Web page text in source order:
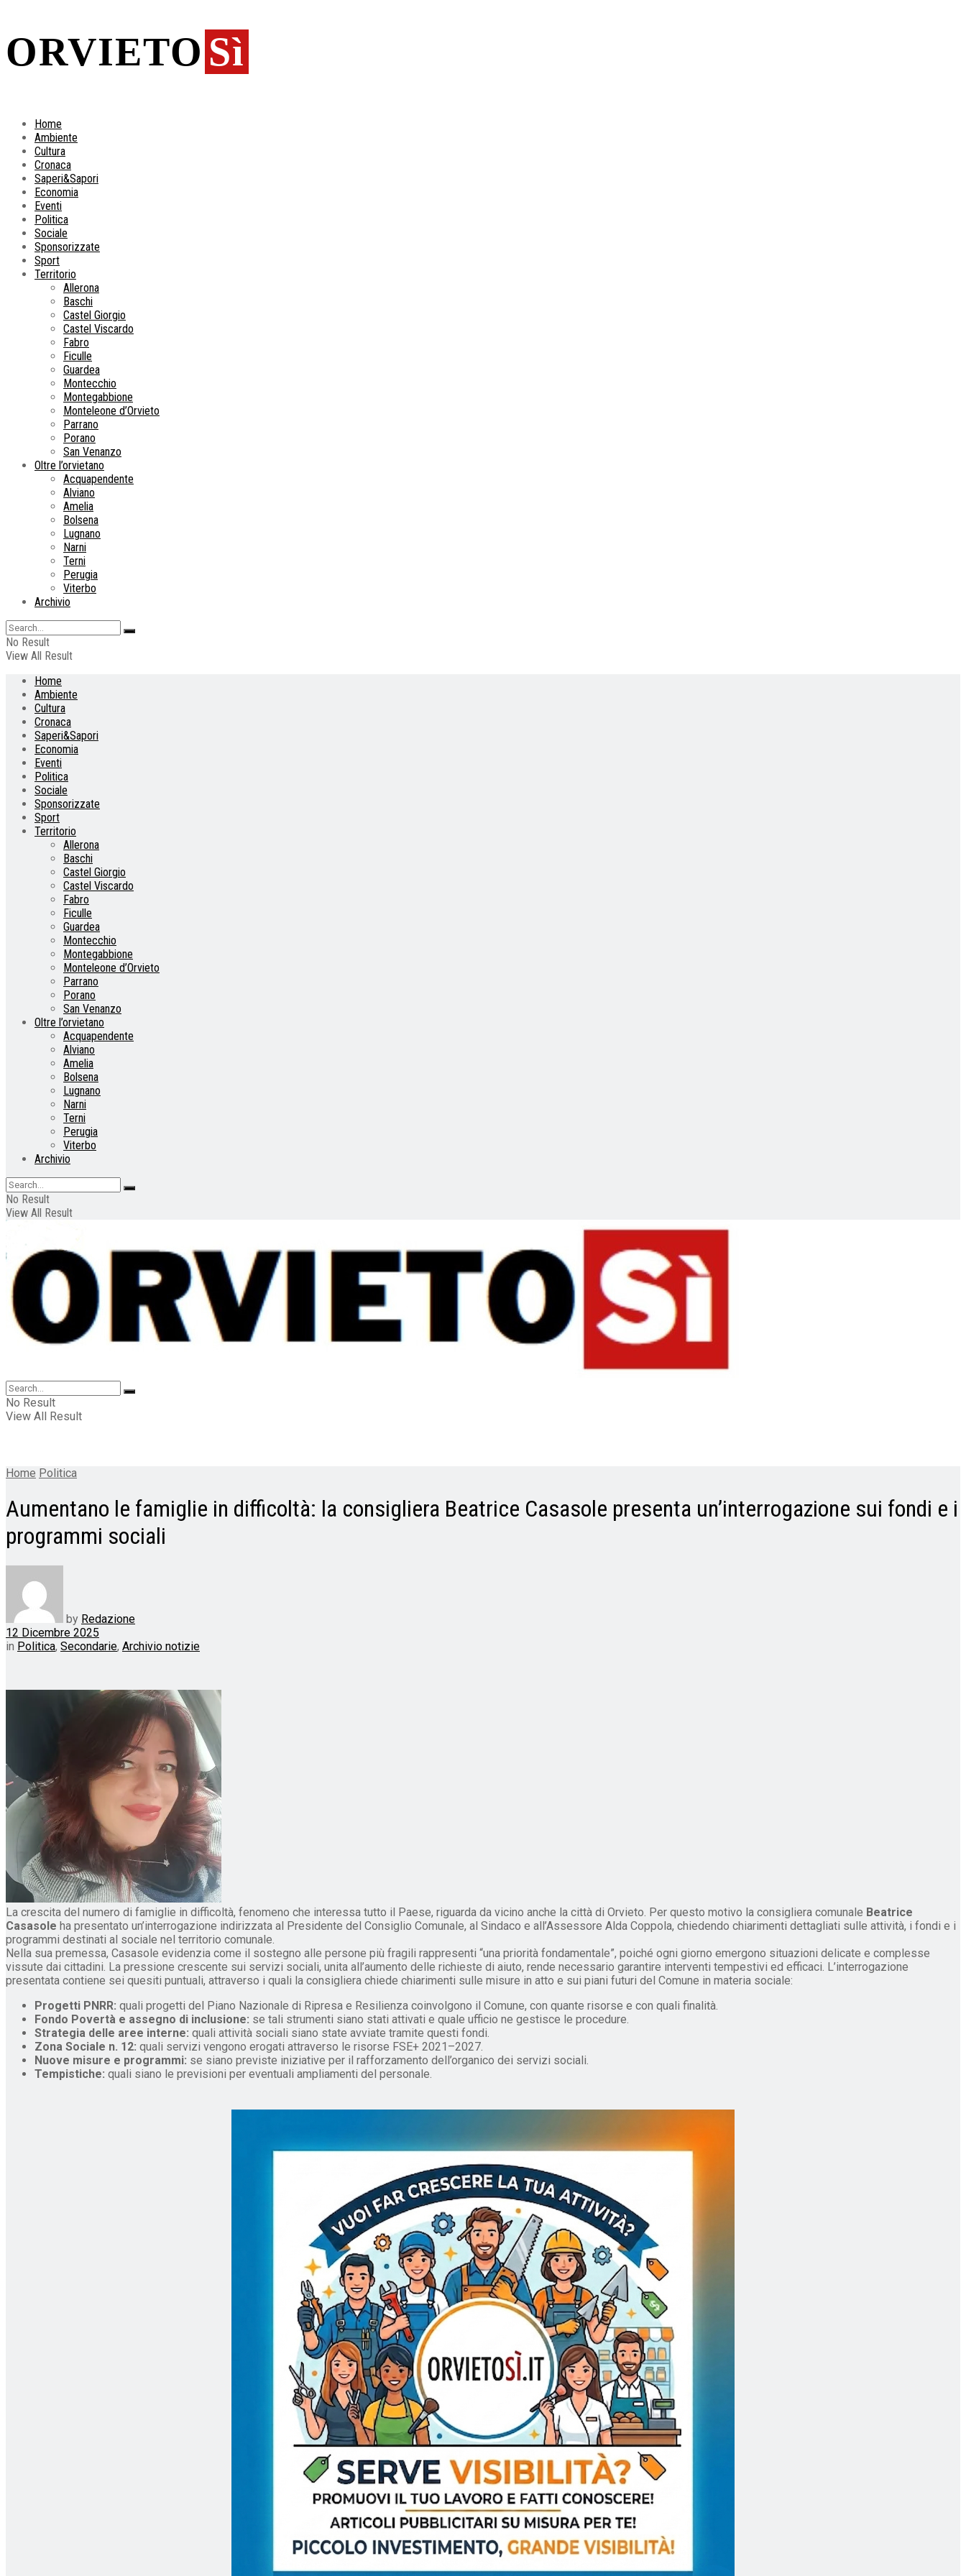
ORVIETO Sì
Home
Ambiente
Cultura
Cronaca
Saperi&Sapori
Economia
Eventi
Politica
Sociale
Sponsorizzate
Sport
Territorio
Allerona
Baschi
Castel Giorgio
Castel Viscardo
Fabro
Ficulle
Guardea
Montecchio
Montegabbione
Monteleone d’Orvieto
Parrano
Porano
San Venanzo
Oltre l’orvietano
Acquapendente
Alviano
Amelia
Bolsena
Lugnano
Narni
Terni
Perugia
Viterbo
Archivio
No Result
View All Result
Home
Ambiente
Cultura
Cronaca
Saperi&Sapori
Economia
Eventi
Politica
Sociale
Sponsorizzate
Sport
Territorio
Allerona
Baschi
Castel Giorgio
Castel Viscardo
Fabro
Ficulle
Guardea
Montecchio
Montegabbione
Monteleone d’Orvieto
Parrano
Porano
San Venanzo
Oltre l’orvietano
Acquapendente
Alviano
Amelia
Bolsena
Lugnano
Narni
Terni
Perugia
Viterbo
Archivio
No Result
View All Result
No Result
View All Result
Home Politica
Aumentano le famiglie in difficoltà: la consigliera Beatrice Casasole presenta un’interrogazione sui fondi e i
programmi sociali
by Redazione
12 Dicembre 2025
in Politica, Secondarie, Archivio notizie
La crescita del numero di famiglie in difficoltà, fenomeno che interessa tutto il Paese, riguarda da vicino anche la città di Orvieto. Per questo motivo la consigliera comunale Beatrice
Casasole ha presentato un’interrogazione indirizzata al Presidente del Consiglio Comunale, al Sindaco e all’Assessore Alda Coppola, chiedendo chiarimenti dettagliati sulle attività, i fondi e i
programmi destinati al sociale nel territorio comunale.
Nella sua premessa, Casasole evidenzia come il sostegno alle persone più fragili rappresenti “una priorità fondamentale”, poiché ogni giorno emergono situazioni delicate e complesse
vissute dai cittadini. La pressione crescente sui servizi sociali, unita all’aumento delle richieste di aiuto, rende necessario garantire interventi tempestivi ed efficaci. L’interrogazione
presentata contiene sei quesiti puntuali, attraverso i quali la consigliera chiede chiarimenti sulle misure in atto e sui piani futuri del Comune in materia sociale:
Progetti PNRR: quali progetti del Piano Nazionale di Ripresa e Resilienza coinvolgono il Comune, con quante risorse e con quali finalità.
Fondo Povertà e assegno di inclusione: se tali strumenti siano stati attivati e quale ufficio ne gestisce le procedure.
Strategia delle aree interne: quali attività sociali siano state avviate tramite questi fondi.
Zona Sociale n. 12: quali servizi vengono erogati attraverso le risorse FSE+ 2021–2027.
Nuove misure e programmi: se siano previste iniziative per il rafforzamento dell’organico dei servizi sociali.
Tempistiche: quali siano le previsioni per eventuali ampliamenti del personale.